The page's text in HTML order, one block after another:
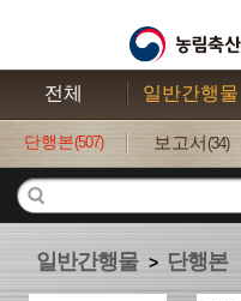
전체 일반간행물
단행본(507) 보고서 (34)
일반간행물 > 단행본